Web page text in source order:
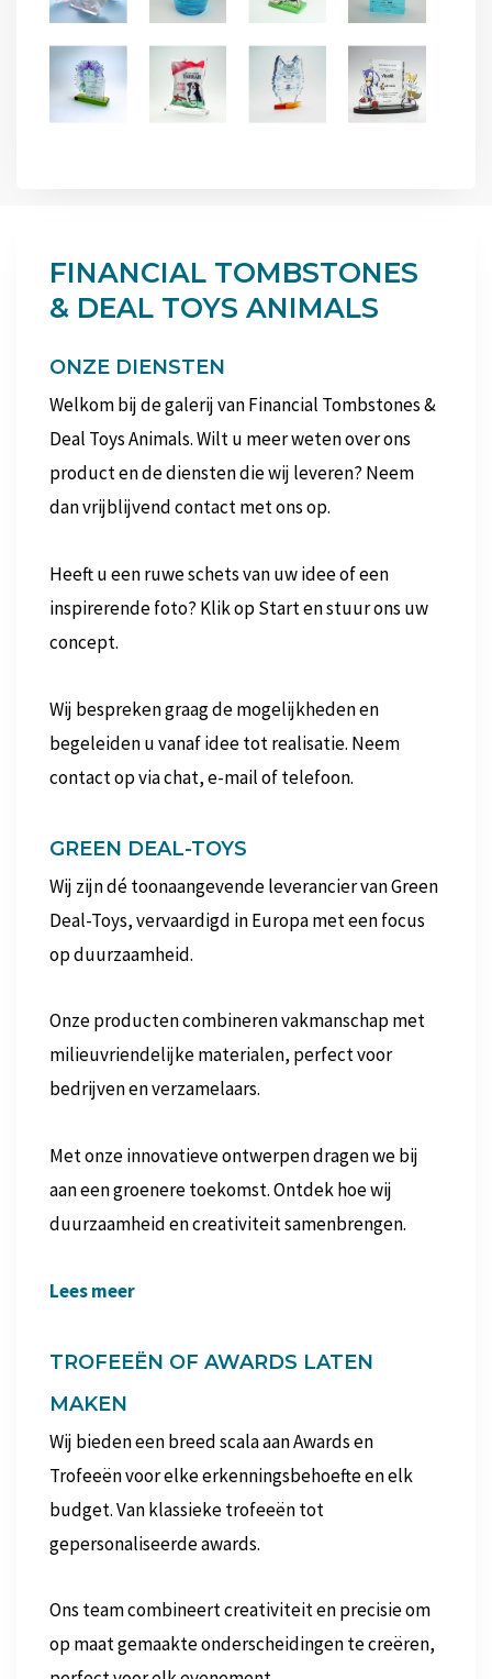
FINANCIAL TOMBSTONES
& DEAL TOYS ANIMALS
ONZE DIENSTEN
Welkom bij de galerij van Financial Tombstones &
Deal Toys Animals. Wilt u meer weten over ons
product en de diensten die wij leveren? Neem
dan vrijblijvend contact met ons op.
Heeft u een ruwe schets van uw idee of een
inspirerende foto? Klik op Start en stuur ons uw
concept.
Wij bespreken graag de mogelijkheden en
begeleiden u vanaf idee tot realisatie. Neem
contact op via chat, e-mail of telefoon.
GREEN DEAL-TOYS
Wij zijn dé toonaangevende leverancier van Green
Deal-Toys, vervaardigd in Europa met een focus
op duurzaamheid.
Onze producten combineren vakmanschap met
milieuvriendelijke materialen, perfect voor
bedrijven en verzamelaars.
Met onze innovatieve ontwerpen dragen we bij
aan een groenere toekomst. Ontdek hoe wij
duurzaamheid en creativiteit samenbrengen.
Lees meer
TROFEEËN OF AWARDS LATEN
MAKEN
Wij bieden een breed scala aan Awards en
Trofeeën voor elke erkenningsbehoefte en elk
budget. Van klassieke trofeeën tot
gepersonaliseerde awards.
Ons team combineert creativiteit en precisie om
op maat gemaakte onderscheidingen te creëren,